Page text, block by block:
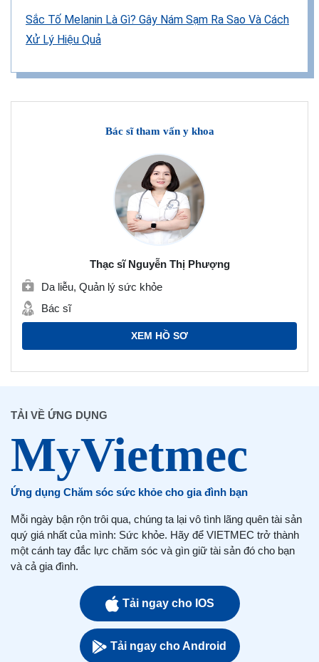
Sắc Tố Melanin Là Gì? Gây Nám Sạm Ra Sao Và Cách
Xử Lý Hiệu Quả
Bác sĩ tham vấn y khoa
Thạc sĩ Nguyễn Thị Phượng
Da liễu, Quản lý sức khỏe
Bác sĩ
XEM HỒ SƠ
TẢI VỀ ỨNG DỤNG
Ứng dụng Chăm sóc sức khỏe cho gia đình bạn
Mỗi ngày bận rộn trôi qua, chúng ta lại vô tình lãng quên tài sản
quý giá nhất của mình: Sức khỏe. Hãy để VIETMEC trở thành
một cánh tay đắc lực chăm sóc và gìn giữ tài sản đó cho bạn
và cả gia đình.
Tải ngay cho IOS
Tải ngay cho Android